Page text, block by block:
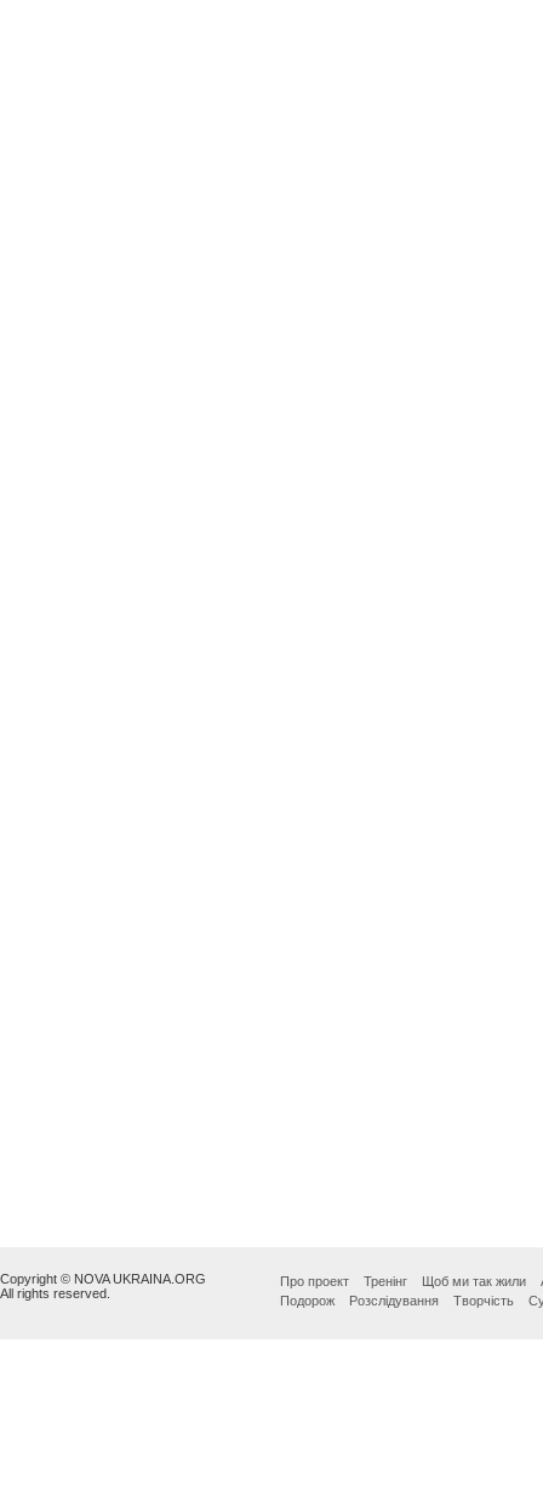
Copyright © NOVA UKRAINA.ORG
All rights reserved.
Про проект Тренінг Щоб ми так жили
Подорож
Розслідування Творчість